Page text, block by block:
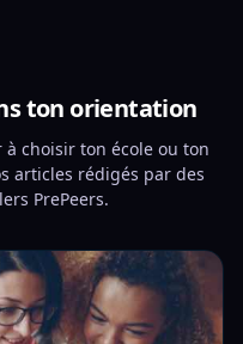
ton orientation
choisir ton école ou ton
articles rédigés par des
PrePeers.